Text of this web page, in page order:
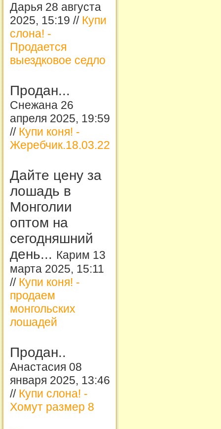
Дарья 28 августа
2025, 15:19 // Купи
слона! -
Продается
выездковое седло
Продан...
Снежана 26
апреля 2025, 19:59
// Купи коня! -
Жеребчик.18.03.22
Дайте цену за
лошадь в
Монголии
оптом на
сегодняшний
день... Карим 13
марта 2025, 15:11
// Купи коня! -
продаем
монгольских
лошадей
Продан..
Анастасия 08
января 2025, 13:46
// Купи слона! -
Хомут размер 8